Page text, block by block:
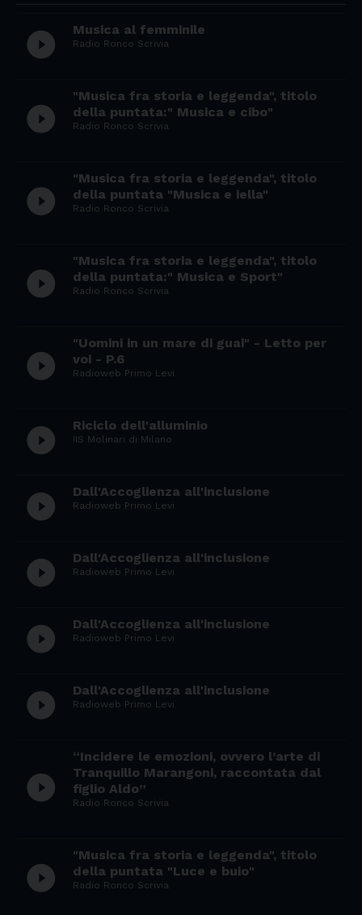
play_circle_filled Musica al femminile
Radio Ronco Scrivia
play_circle_filled
"Musica fra storia e leggenda", titolo
della puntata:" Musica e cibo"
Radio Ronco Scrivia
play_circle_filled
"Musica fra storia e leggenda", titolo
della puntata "Musica e iella"
Radio Ronco Scrivia
play_circle_filled
"Musica fra storia e leggenda", titolo
della puntata:" Musica e Sport"
Radio Ronco Scrivia
play_circle_filled
"Uomini in un mare di guai" - Letto per
voi - P.6
Radioweb Primo Levi
play_circle_filled Riciclo dell'alluminio
IIS Molinari di Milano
play_circle_filled Dall'Accoglienza all'inclusione
Radioweb Primo Levi
play_circle_filled Dall'Accoglienza all'inclusione
Radioweb Primo Levi
play_circle_filled Dall'Accoglienza all'inclusione
Radioweb Primo Levi
play_circle_filled Dall'Accoglienza all'inclusione
Radioweb Primo Levi
play_circle_filled
“Incidere le emozioni, ovvero l’arte di
Tranquillo Marangoni, raccontata dal
figlio Aldo”
Radio Ronco Scrivia
play_circle_filled
"Musica fra storia e leggenda", titolo
della puntata "Luce e buio"
Radio Ronco Scrivia